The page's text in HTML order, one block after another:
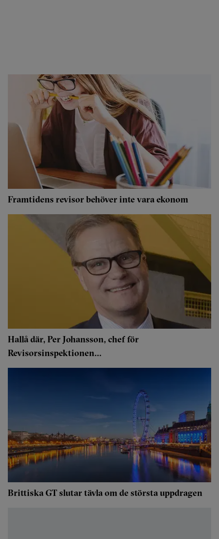
Framtidens revisor behöver inte vara ekonom
Hallå där, Per Johansson, chef för
Revisorsinspektionen…
Brittiska GT slutar tävla om de största uppdragen